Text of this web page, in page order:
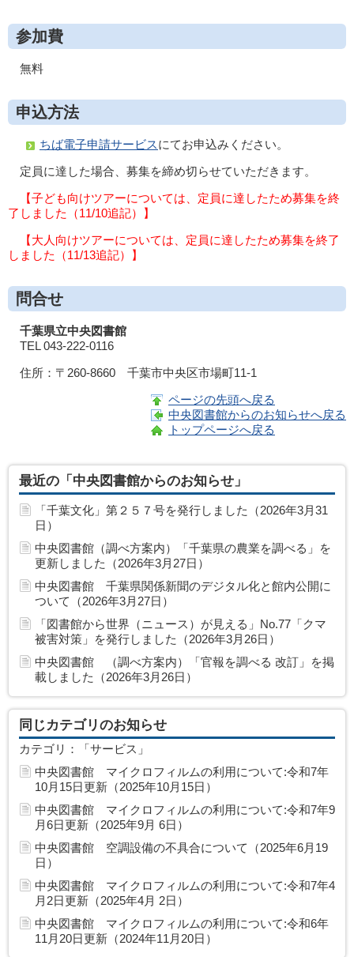
参加費
無料
申込方法
ちば電子申請サービスにてお申込みください。
定員に達した場合、募集を締め切らせていただきます。
【子ども向けツアーについては、定員に達したため募集を終
了しました（11/10追記）】
【大人向けツアーについては、定員に達したため募集を終了
しました（11/13追記）】
問合せ
千葉県立中央図書館
TEL 043-222-0116
住所：〒260-8660 千葉市中央区市場町11-1
ページの先頭へ戻る
中央図書館からのお知らせへ戻る
トップページへ戻る
最近の「中央図書館からのお知らせ」
「千葉文化」第２５７号を発行しました（2026年3月31
日）
中央図書館（調べ方案内）「千葉県の農業を調べる」を
更新しました（2026年3月27日）
中央図書館 千葉県関係新聞のデジタル化と館内公開に
ついて（2026年3月27日）
「図書館から世界（ニュース）が見える」No.77「クマ
被害対策」を発行しました（2026年3月26日）
中央図書館 （調べ方案内）「官報を調べる 改訂」を掲
載しました（2026年3月26日）
同じカテゴリのお知らせ
カテゴリ：「サービス」
中央図書館 マイクロフィルムの利用について:令和7年
10月15日更新（2025年10月15日）
中央図書館 マイクロフィルムの利用について:令和7年9
月6日更新（2025年9月 6日）
中央図書館 空調設備の不具合について（2025年6月19
日）
中央図書館 マイクロフィルムの利用について:令和7年4
月2日更新（2025年4月 2日）
中央図書館 マイクロフィルムの利用について:令和6年
11月20日更新（2024年11月20日）